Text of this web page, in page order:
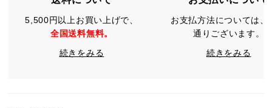
5,500円以上お買い上げで、
全国送料無料。
続きをみる
お支払方法については、
通りございます。
続きをみる